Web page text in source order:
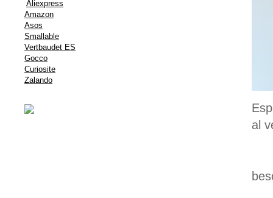
al
Aliexpress
Amazon
Asos
Smallable
Vertbaudet ES
Gocco
Curiosite
Zalando